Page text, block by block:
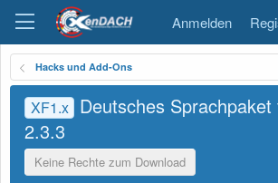
Anmelden
Hacks und Add-Ons
XF1.x Deutsches
2.3.3
Keine Rechte zum Download